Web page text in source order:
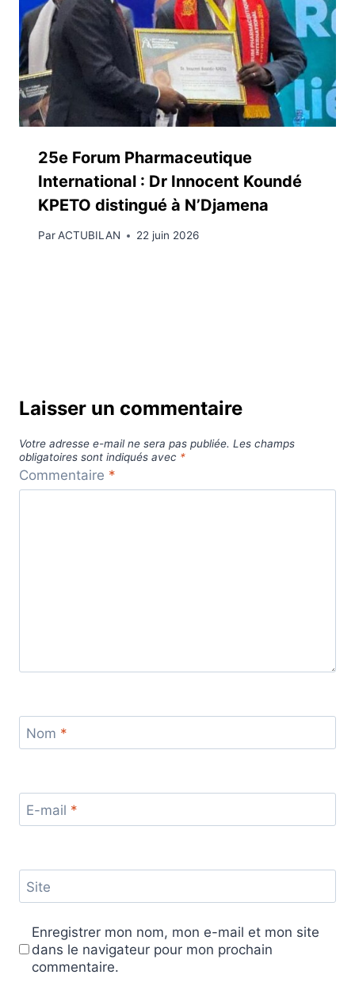
25e Forum Pharmaceutique
International : Dr Innocent Koundé
KPETO distingué à N’Djamena
ParACTUBILAN 22 juin 2026
Laisser un commentaire
Votre adresse e-mail ne sera pas publiée. Les champs
obligatoires sont indiqués avec *
Commentaire *
Nom *
E-mail *
Site
Enregistrer mon nom, mon e-mail et mon site
dans le navigateur pour mon prochain
commentaire.